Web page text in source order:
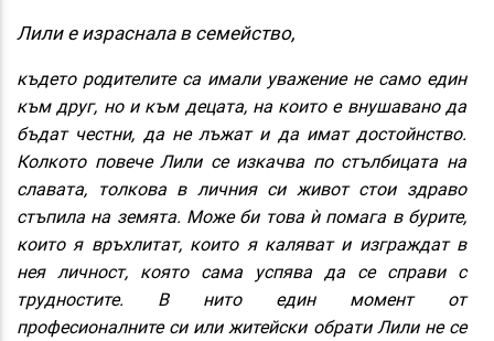
Лили е израснала в семейство,
където родителите са имали уважение не само един
към друг, но и към децата, на които е внушавано да
бъдат честни, да не лъжат и да имат достойнство.
Колкото повече Лили се изкачва по стълбицата на
славата, толкова в личния си живот стои здраво
стъпила на земята. Може би това ѝ помага в бурите,
които я връхлитат, които я каляват и изграждат в
нея личност, която сама успява да се справи с
трудностите. В нито един момент от
професионалните си или житейски обрати Лили не се